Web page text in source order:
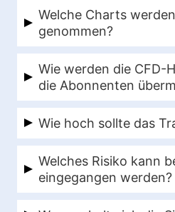
Für das CFD-Trading
Broker an:Agora Direct
Markets.
Welche Charts
genommen?
Hier auf TradingView
finden. Mehr über
lesen.
Wie werden die CFD-
die Abonnenten
Unsere Handelssignale
Positionsanpassungen
Kunden per E-Mail
neuen Handelssignal
Positionsanpassungen
Wie hoch sollte das
Wir empfehlen eine
5.000 Euro.
Welches Risiko kann
eingegangen werden?
Wir empfehlen dir